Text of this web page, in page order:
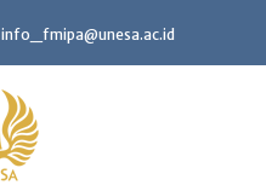
info_fmipa@unesa.ac.id